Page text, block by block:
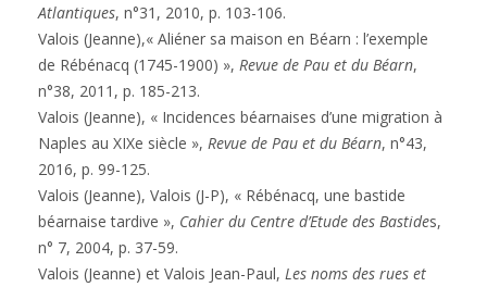
Atlantiques, n°31, 2010, p. 103-106.
Valois (Jeanne),« Aliéner sa maison en Béarn : l’exemple
de Rébénacq (1745-1900) », Revue de Pau et du Béarn,
n°38, 2011, p. 185-213.
Valois (Jeanne), « Incidences béarnaises d’une migration à
Naples au XIXe siècle », Revue de Pau et du Béarn, n°43,
2016, p. 99-125.
Valois (Jeanne), Valois (J-P), « Rébénacq, une bastide
béarnaise tardive », Cahier du Centre d’Etude des Bastides,
n° 7, 2004, p. 37-59.
Valois (Jeanne) et Valois Jean-Paul, Les noms des rues et